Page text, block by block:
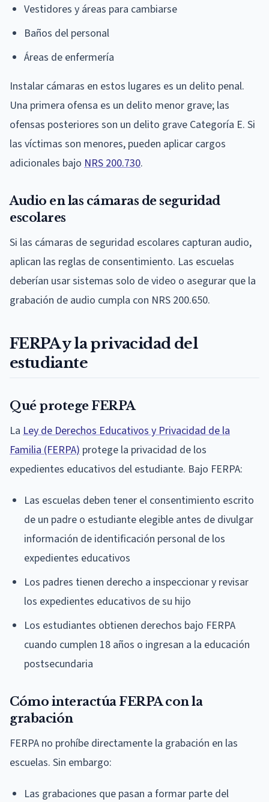
Vestidores y áreas para cambiarse
Baños del personal
Áreas de enfermería
Instalar cámaras en estos lugares es un delito penal.
Una primera ofensa es un delito menor grave; las
ofensas posteriores son un delito grave Categoría E. Si
las víctimas son menores, pueden aplicar cargos
adicionales bajo NRS 200.730.
Audio en las cámaras de seguridad
escolares
Si las cámaras de seguridad escolares capturan audio,
aplican las reglas de consentimiento. Las escuelas
deberían usar sistemas solo de video o asegurar que la
grabación de audio cumpla con NRS 200.650.
FERPA y la privacidad del
estudiante
Qué protege FERPA
La Ley de Derechos Educativos y Privacidad de la
Familia (FERPA) protege la privacidad de los
expedientes educativos del estudiante. Bajo FERPA:
Las escuelas deben tener el consentimiento escrito
de un padre o estudiante elegible antes de divulgar
información de identificación personal de los
expedientes educativos
Los padres tienen derecho a inspeccionar y revisar
los expedientes educativos de su hijo
Los estudiantes obtienen derechos bajo FERPA
cuando cumplen 18 años o ingresan a la educación
postsecundaria
Cómo interactúa FERPA con la
grabación
FERPA no prohíbe directamente la grabación en las
escuelas. Sin embargo:
Las grabaciones que pasan a formar parte del